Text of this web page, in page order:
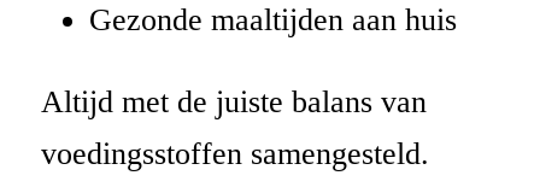
Gezonde maaltijden aan huis
Altijd met de juiste balans van
voedingsstoffen samengesteld.